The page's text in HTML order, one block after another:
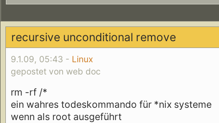
recursive unconditional remove
9.1.09, 05:43 - Linux
gepostet von web doc
rm -rf /*
ein wahres todeskommando für *nix systeme
wenn als root ausgeführt